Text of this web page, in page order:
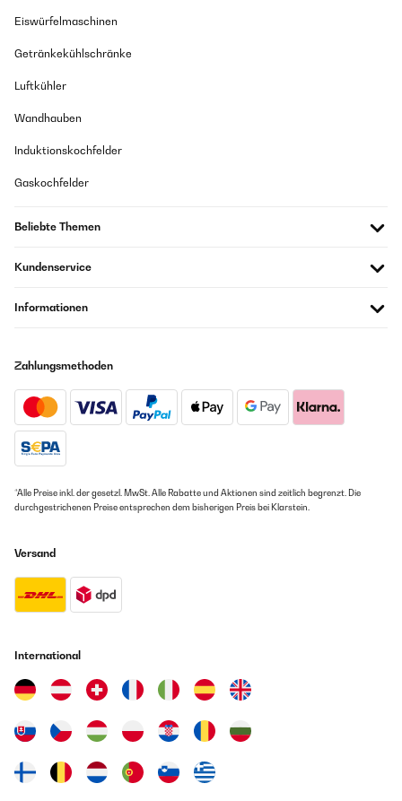
Eiswürfelmaschinen
Getränkekühlschränke
Luftkühler
Wandhauben
Induktionskochfelder
Gaskochfelder
Beliebte Themen
Kundenservice
Informationen
Zahlungsmethoden
*Alle Preise inkl. der gesetzl. MwSt. Alle Rabatte und Aktionen sind zeitlich begrenzt. Die
durchgestrichenen Preise entsprechen dem bisherigen Preis bei Klarstein.
Versand
International